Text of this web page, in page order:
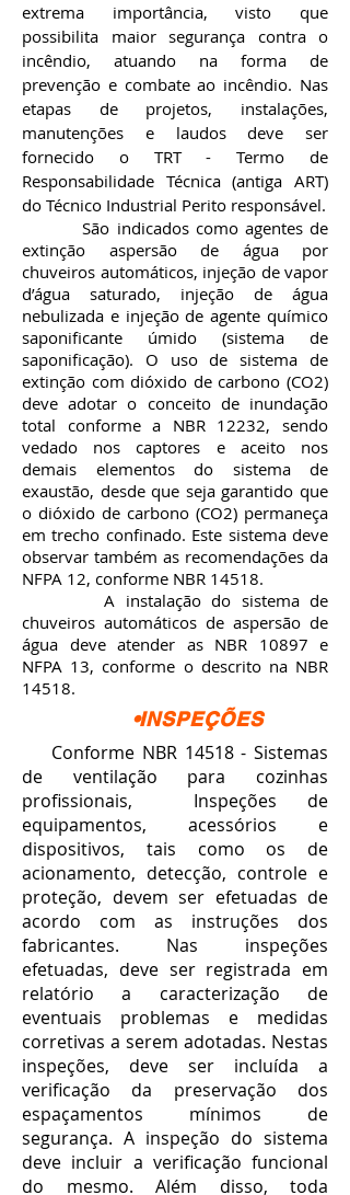
extrema importância, visto que
possibilita maior segurança contra o
incêndio, atuando na forma de
prevenção e combate ao incêndio. Nas
etapas de projetos, instalações,
manutenções e laudos deve ser
fornecido o TRT - Termo de
Responsabilidade Técnica (antiga ART)
do Técnico Industrial Perito responsável.
São indicados como agentes de
extinção aspersão de água por
chuveiros automáticos, injeção de vapor
d’água saturado, injeção de água
nebulizada e injeção de agente químico
saponificante úmido (sistema de
saponificação). O uso de sistema de
extinção com dióxido de carbono (CO2)
deve adotar o conceito de inundação
total conforme a NBR 12232, sendo
vedado nos captores e aceito nos
demais elementos do sistema de
exaustão, desde que seja garantido que
o dióxido de carbono (CO2) permaneça
em trecho confinado. Este sistema deve
observar também as recomendações da
NFPA 12, conforme NBR 14518.
A instalação do sistema de
chuveiros automáticos de aspersão de
água deve atender as NBR 10897 e
NFPA 13, conforme o descrito na NBR
14518.
•INSPEÇÕES
Conforme NBR 14518 - Sistemas
de ventilação para cozinhas
profissionais, Inspeções de
equipamentos, acessórios e
dispositivos, tais como os de
acionamento, detecção, controle e
proteção, devem ser efetuadas de
acordo com as instruções dos
fabricantes. Nas inspeções
efetuadas, deve ser registrada em
relatório a caracterização de
eventuais problemas e medidas
corretivas a serem adotadas. Nestas
inspeções, deve ser incluída a
verificação da preservação dos
espaçamentos mínimos de
segurança. A inspeção do sistema
deve incluir a verificação funcional
do mesmo. Além disso, toda